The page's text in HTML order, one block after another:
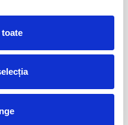
ULISE
- Filarmonica Pitesti